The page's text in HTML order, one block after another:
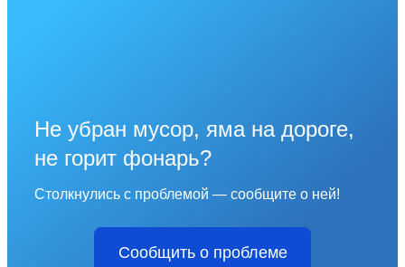
Не убран мусор, яма на дороге,
не горит фонарь?
Столкнулись с проблемой — сообщите о ней!
Сообщить о проблеме